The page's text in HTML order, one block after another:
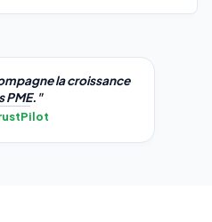
la croissance
PME."